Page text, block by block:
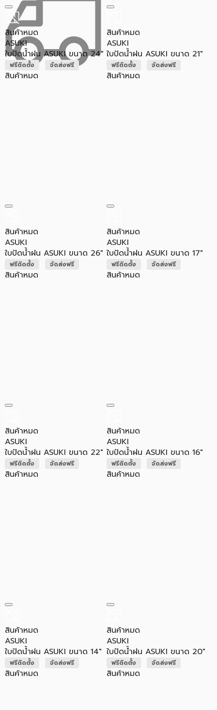
สินค้าหมด
ASUKI
ใบปัดน้ำฝน ASUKI ขนาด 24"
ฟรีติดตั้ง จัดส่งฟรี
สินค้าหมด
สินค้าหมด
ASUKI
ใบปัดน้ำฝน ASUKI ขนาด 21"
ฟรีติดตั้ง จัดส่งฟรี
สินค้าหมด
สินค้าหมด
ASUKI
ใบปัดน้ำฝน ASUKI ขนาด 26"
ฟรีติดตั้ง จัดส่งฟรี
สินค้าหมด
สินค้าหมด
ASUKI
ใบปัดน้ำฝน ASUKI ขนาด 17"
ฟรีติดตั้ง จัดส่งฟรี
สินค้าหมด
สินค้าหมด
ASUKI
ใบปัดน้ำฝน ASUKI ขนาด 22"
ฟรีติดตั้ง จัดส่งฟรี
สินค้าหมด
สินค้าหมด
ASUKI
ใบปัดน้ำฝน ASUKI ขนาด 16"
ฟรีติดตั้ง จัดส่งฟรี
สินค้าหมด
สินค้าหมด
ASUKI
ใบปัดน้ำฝน ASUKI ขนาด 14"
ฟรีติดตั้ง จัดส่งฟรี
สินค้าหมด
สินค้าหมด
ASUKI
ใบปัดน้ำฝน ASUKI ขนาด 20"
ฟรีติดตั้ง จัดส่งฟรี
สินค้าหมด